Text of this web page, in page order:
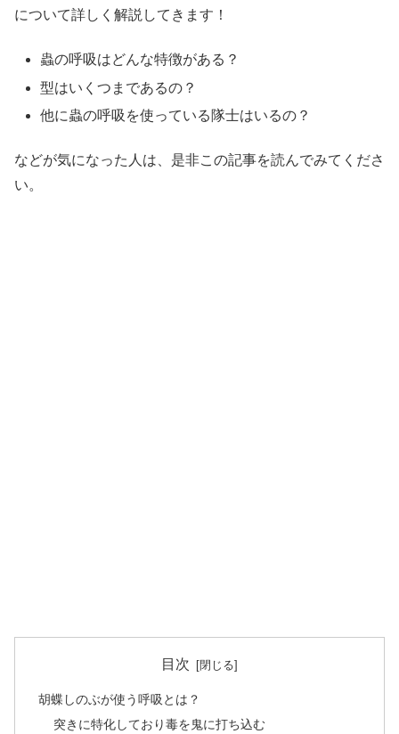
について詳しく解説してきます！
蟲の呼吸はどんな特徴がある？
型はいくつまであるの？
他に蟲の呼吸を使っている隊士はいるの？
などが気になった人は、是非この記事を読んでみてくださ
い。
目次
胡蝶しのぶが使う呼吸とは？
突きに特化しており毒を鬼に打ち込む